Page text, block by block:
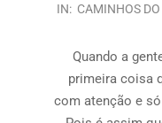
IN: CAMINHOS
Quando a
primeira coisa
com atenção e